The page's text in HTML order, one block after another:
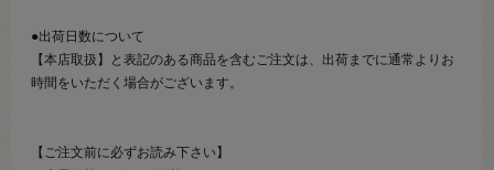
●出荷日数について
【本店取扱】と表記のある商品を含むご注文は、出荷までに通常よりお
時間をいただく場合がございます。
【ご注文前に必ずお読み下さい】